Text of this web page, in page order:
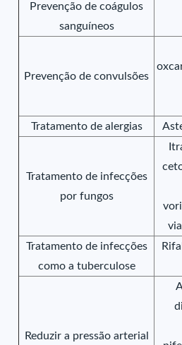
Prevenção de coágulos
sanguíneos
Prevenção de convulsões
Tratamento de alergias
Tratamento de infecções
por fungos
Tratamento de infecções
como a tuberculose
Reduzir a pressão arterial